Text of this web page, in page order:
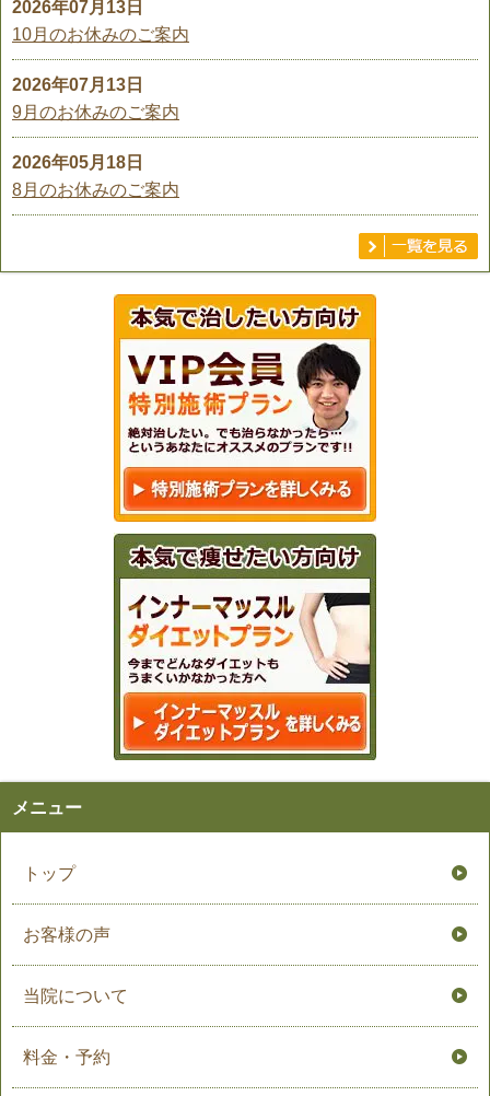
2026年07月13日
10月のお休みのご案内
2026年07月13日
9月のお休みのご案内
2026年05月18日
8月のお休みのご案内
メニュー
トップ
お客様の声
当院について
料金・予約